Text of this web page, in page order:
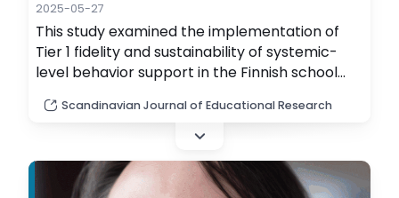
2025-05-27
This study examined the implementation of
Tier 1 fidelity and sustainability of systemic-
level behavior support in the Finnish school
Finnish adaption of School-Wide Positive
Behavior Interventions and Support.
Scandinavian Journal of Educational Research